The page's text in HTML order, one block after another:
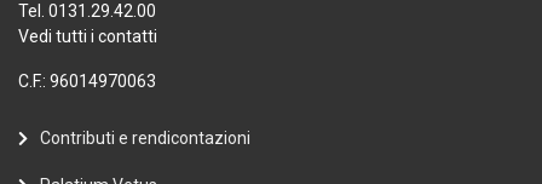
Tel. 0131.29.42.00
Vedi tutti i contatti
C.F.: 96014970063
Contributi e rendicontazioni